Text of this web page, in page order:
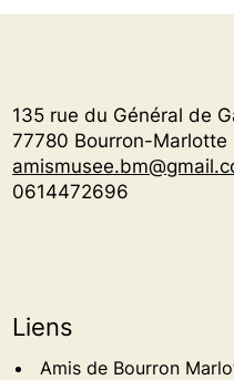
135 rue du Général de
77780 Bourron-Marlotte
0614472696
Liens
Amis de Bourron